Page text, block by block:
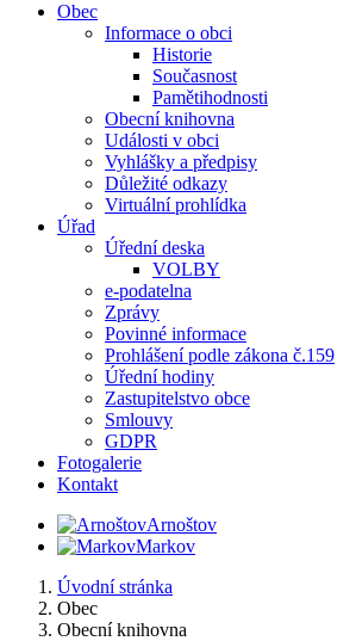
Obec
Informace o obci
Historie
Současnost
Pamětihodnosti
Obecní knihovna
Události v obci
Vyhlášky a předpisy
Důležité odkazy
Virtuální prohlídka
Úřad
Úřední deska
VOLBY
e-podatelna
Zprávy
Povinné informace
Prohlášení podle zákona č.159
Úřední hodiny
Zastupitelstvo obce
Smlouvy
GDPR
Fotogalerie
Kontakt
Arnoštov
Markov
Úvodní stránka
Obec
Obecní knihovna